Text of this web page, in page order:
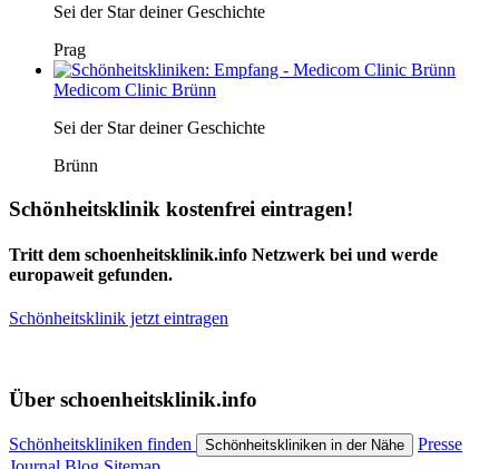
Sei der Star deiner Geschichte
Prag
Medicom Clinic Brünn
Sei der Star deiner Geschichte
Brünn
Schönheitsklinik kostenfrei eintragen!
Tritt dem schoenheitsklinik.info Netzwerk bei und werde
europaweit gefunden.
Schönheitsklinik jetzt eintragen
Über schoenheitsklinik.info
Schönheitskliniken finden Schönheitskliniken in der Nähe
Presse